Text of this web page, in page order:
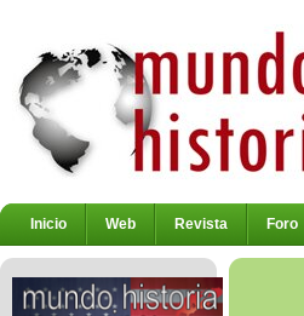
Inicio Web Revista Foro